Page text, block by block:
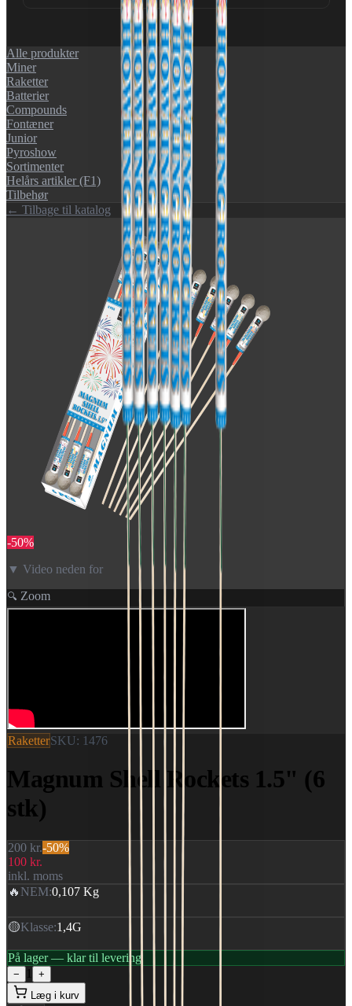
Alle produkter
Miner
Raketter
Batterier
Compounds
Fontæner
Junior
Pyroshow
Sortimenter
Helårs artikler (F1)
Tilbehør
← Tilbage til katalog
-50%
▼ Video neden for
🔍 Zoom
RaketterSKU: 1476
Magnum Shell Rockets 1.5" (6
stk)
200 kr.-50%
100 kr.
inkl. moms
🔥 NEM:0,107 Kg
🟡Klasse:1,4G
På lager — klar til levering
− 1
+
Læg i kurv